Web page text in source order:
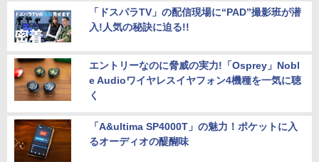
「ドスパラTV」の配信現場に“PAD”撮影班が潜
入!人気の秘訣に迫る!!
エントリーなのに脅威の実力!「Osprey」Nobl
e Audioワイヤレスイヤフォン4機種を一気に聴
く
「A&ultima SP4000T」の魅力！ポケットに入
るオーディオの醍醐味